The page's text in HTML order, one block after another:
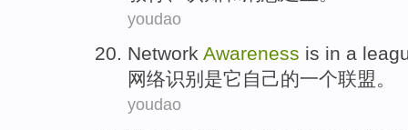
youdao
Network Awareness is in a
网络识别 是它 自己的一个联盟。
youdao